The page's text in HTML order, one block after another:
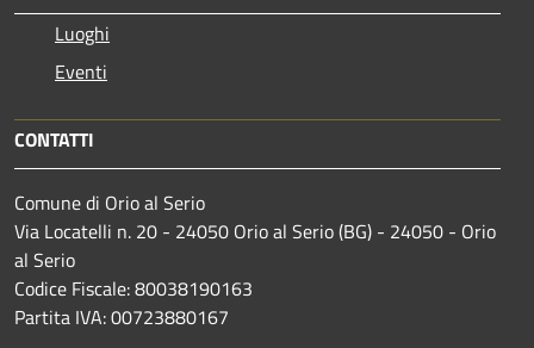
Luoghi
Eventi
CONTATTI
Comune di Orio al Serio
Via Locatelli n. 20 - 24050 Orio al Serio (BG) - 24050 - Orio
al Serio
Codice Fiscale: 80038190163
Partita IVA: 00723880167